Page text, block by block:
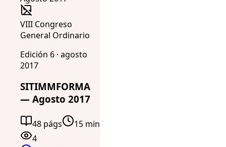
VIII Congreso
General Ordinario
Edición 6 · agosto
2017
SITIMMFORMA
— Agosto 2017
48 págs
15 min
4